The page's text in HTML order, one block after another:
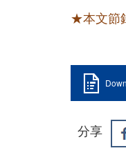
★本文節
分享